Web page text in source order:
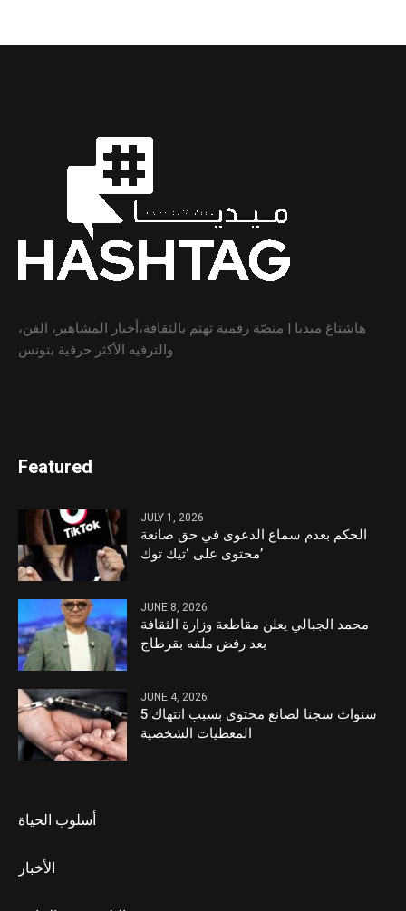
هاشتاغ ميديا | منصّة رقمية تهتم بالثقافة،أخبار المشاهير، الفن،
والترفيه الأكثر حرفية بتونس
Featured
JULY 1, 2026
الحكم بعدم سماع الدعوى في حق صانعة
محتوى على ‘تيك توك’
JUNE 8, 2026
محمد الجبالي يعلن مقاطعة وزارة الثقافة
بعد رفض ملفه بقرطاج
JUNE 4, 2026
5 سنوات سجنا لصانع محتوى بسبب انتهاك
المعطيات الشخصية
أسلوب الحياة
الأخبار